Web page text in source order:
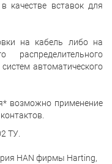
качестве вставок для
на кабель либо на
распределительного
автоматического
возможно применение
ТУ.
HAN фирмы Harting,